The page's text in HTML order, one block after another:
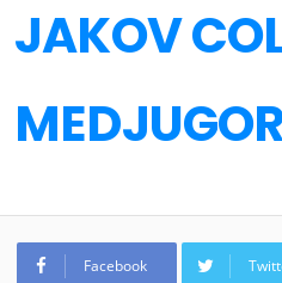
JAKOV
Facebook